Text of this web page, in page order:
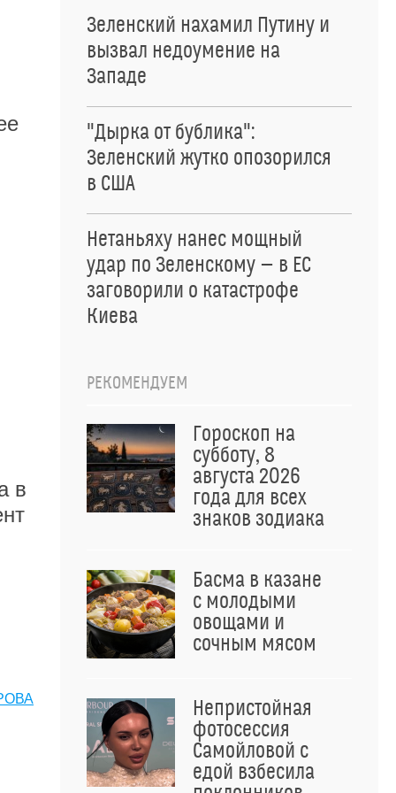
в
Зеленский нахамил Путину и
вызвал недоумение на
Западе
"Дырка от бублика":
Зеленский жутко опозорился
в США
Нетаньяху нанес мощный
удар по Зеленскому — в ЕС
заговорили о катастрофе
Киева
РЕКОМЕНДУЕМ
Гороскоп на
субботу, 8
августа 2026
года для всех
знаков зодиака
Басма в казане
с молодыми
овощами и
сочным мясом
Непристойная
фотосессия
Самойловой с
едой взбесила